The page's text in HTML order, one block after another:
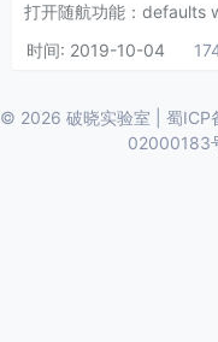
打开随航功能：defaults
时间: 2019-10-04
© 2026 破晓实验室 蜀ICP
02000183